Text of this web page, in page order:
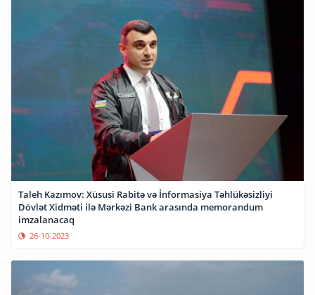
Taleh Kazımov: Xüsusi Rabitə və İnformasiya Təhlükəsizliyi
Dövlət Xidməti ilə Mərkəzi Bank arasında memorandum
imzalanacaq
26-10-2023